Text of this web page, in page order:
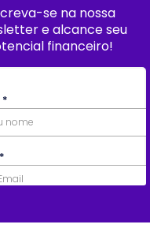
se na nossa
e alcance seu
financeiro!